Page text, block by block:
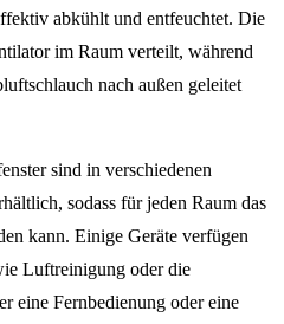
abkühlt und entfeuchtet. Die
im Raum verteilt, während
nach außen geleitet
sind in verschiedenen
sodass für jeden Raum das
kann. Einige Geräte verfügen
Luftreinigung oder die
eine Fernbedienung oder eine